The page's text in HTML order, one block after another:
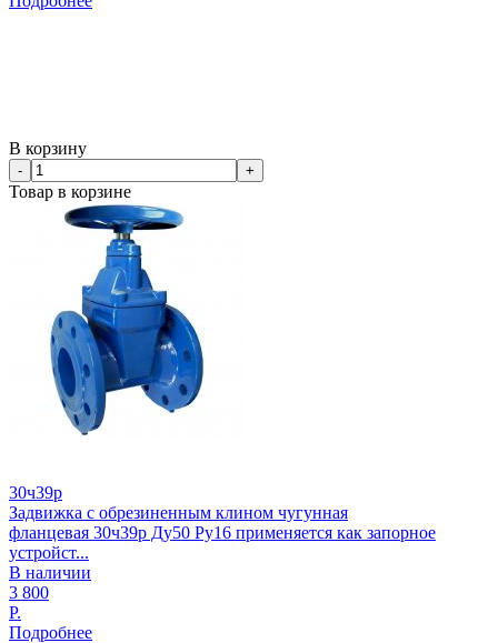
В корзину
- +
Товар в корзине
30ч39р
Задвижка с обрезиненным клином чугунная
фланцевая 30ч39р Ду50 Ру16 применяется как запорное
устройст...
В наличии
3 800
Р.
Подробнее